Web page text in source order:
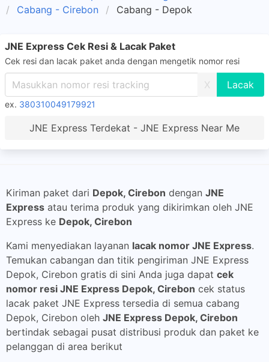
Cabang - Cirebon
Cabang - Depok
JNE Express Cek Resi & Lacak Paket
Cek resi dan lacak paket anda dengan mengetik nomor resi
X
ex. 380310049179921
JNE Express Terdekat - JNE Express Near Me
Kiriman paket dari Depok, Cirebon dengan JNE
Express atau terima produk yang dikirimkan oleh JNE
Express ke Depok, Cirebon
Kami menyediakan layanan lacak nomor JNE Express.
Temukan cabangan dan titik pengiriman JNE Express
Depok, Cirebon gratis di sini Anda juga dapat cek
nomor resi JNE Express Depok, Cirebon cek status
lacak paket JNE Express tersedia di semua cabang
Depok, Cirebon oleh JNE Express Depok, Cirebon
bertindak sebagai pusat distribusi produk dan paket ke
pelanggan di area berikut